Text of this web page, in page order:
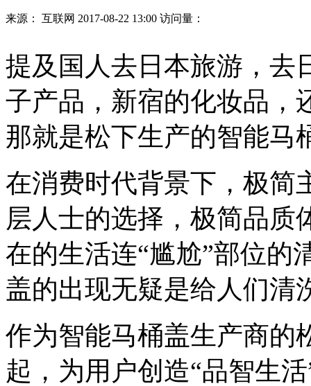
来源： 互联网 2017-08-22 13:00 访问量：
提及国人去日本旅游，去
子产品，新宿的化妆品，
那就是松下生产的智能马
在消费时代背景下，极简
层人士的选择，极简品质
在的生活连“尴尬”部位的
盖的出现无疑是给人们清
作为智能马桶盖生产商的
起，为用户创造“品智生